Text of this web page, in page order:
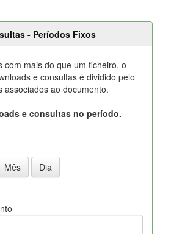
- Períodos Fixos
com mais do que um ficheiro, o
e consultas é dividido pelo
associados ao documento.
e consultas no período.
Mês Dia